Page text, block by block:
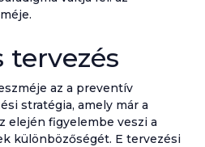
tervezés
az a preventív
stratégia, amely már a
elején figyelembe veszi a
különbözőségét. E tervezési